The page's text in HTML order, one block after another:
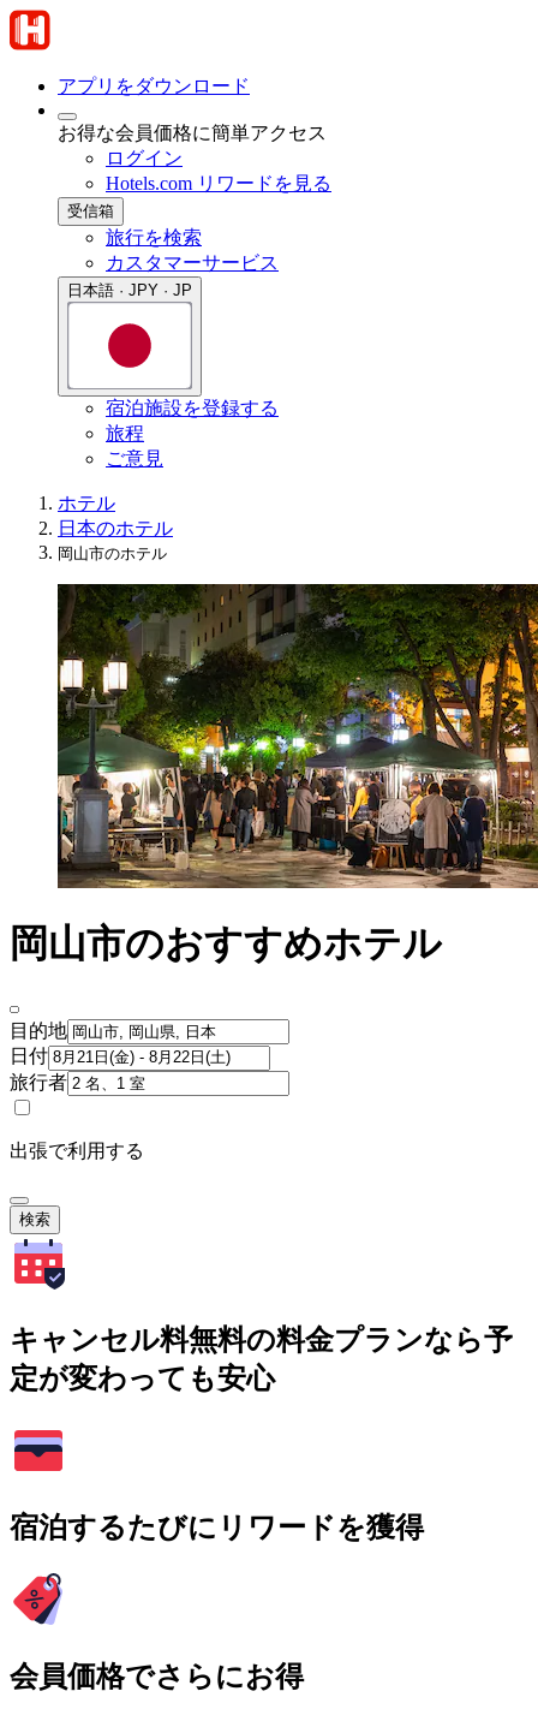
アプリをダウンロード
お得な会員価格に簡単アクセス
ログイン
Hotels.com リワードを見る
受信箱
旅行を検索
カスタマーサービス
日本語 · JPY · JP
宿泊施設を登録する
旅程
ご意見
ホテル
日本のホテル
岡山市のホテル
岡山市のおすすめホテル
目的地
日付
旅行者
出張で利用する
検索
キャンセル料無料の料金プランなら予
定が変わっても安心
宿泊するたびにリワードを獲得
会員価格でさらにお得